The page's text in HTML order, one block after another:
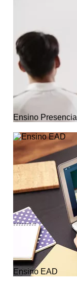
Ensino Presencial
Ensino EAD